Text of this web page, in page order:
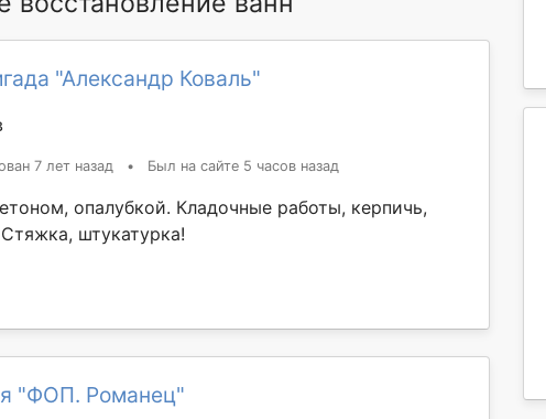
"Александр Коваль"
7 лет назад • Был на сайте 5 часов назад
опалубкой. Кладочные работы, керпичь,
штукатурка!
"ФОП. Романец"